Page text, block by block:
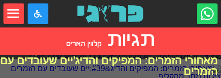
תגיות קלווין האריס
לא רק אלחמיסטר: הדוגמניות שכיכבו בקליפים
מאחורי הזמרים: המפיקים והדיג'יים שעובדים עם
הזמרים